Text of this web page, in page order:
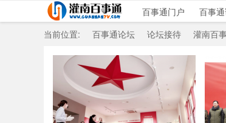
百事通门户 百事
当前位置:
»
百事通论坛 论坛接待
›
灌南百